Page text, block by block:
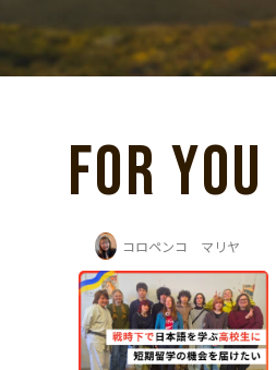
FOR YOU
コロペンコ マリヤ